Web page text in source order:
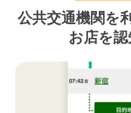
公共交通機関を
お店を